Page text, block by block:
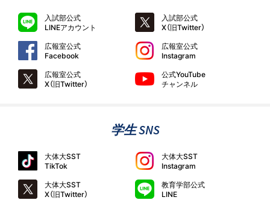
入試部公式
LINEアカウント
入試部公式
X（旧Twitter）
広報室公式
Facebook
広報室公式
Instagram
広報室公式
X（旧Twitter）
公式YouTube
チャンネル
学生 SNS
大体大SST
TikTok
大体大SST
Instagram
大体大SST
X（旧Twitter）
教育学部公式
LINE